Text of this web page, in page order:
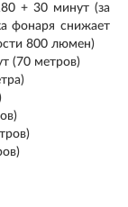
+ 30 минут (за
фонаря снижает
800 люмен)
(70 метров)